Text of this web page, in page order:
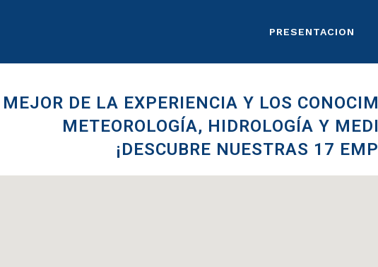
PRESENTACION
DE LA EXPERIENCIA Y LOS
METEOROLOGÍA, HIDROLOGÍA Y
¡DESCUBRE NUESTRAS 17